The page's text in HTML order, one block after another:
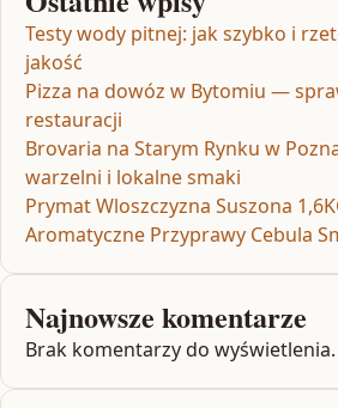
Testy wody pitnej: jak szybko i
jakość
Pizza na dowóz w Bytomiu —
restauracji
Brovaria na Starym Rynku w
warzelni i lokalne smaki
Prymat Wloszczyzna Suszona
Aromatyczne Przyprawy Cebula
Najnowsze komentarze
Brak komentarzy do wyświetlenia.